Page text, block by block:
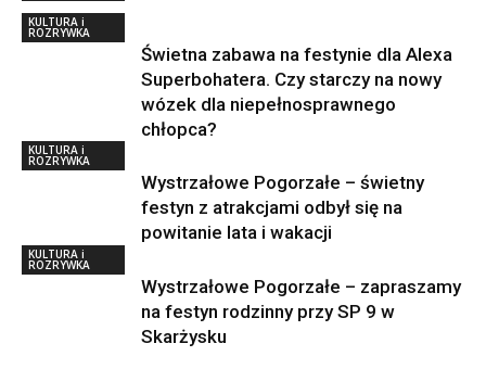
KULTURA i
ROZRYWKA
Świetna zabawa na festynie dla Alexa
Superbohatera. Czy starczy na nowy
wózek dla niepełnosprawnego
chłopca?
KULTURA i
ROZRYWKA
Wystrzałowe Pogorzałe – świetny
festyn z atrakcjami odbył się na
powitanie lata i wakacji
KULTURA i
ROZRYWKA
Wystrzałowe Pogorzałe – zapraszamy
na festyn rodzinny przy SP 9 w
Skarżysku